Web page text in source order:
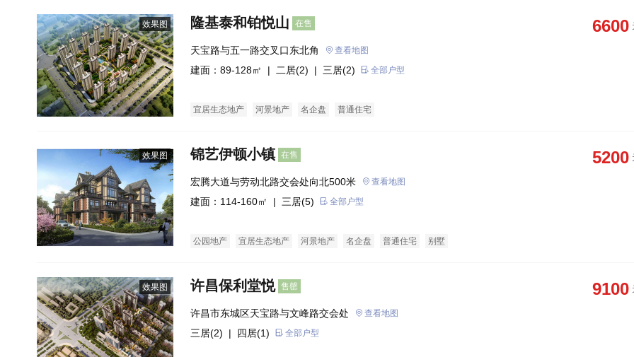
效果图 隆基泰和铂悦山 在售 6600
天宝路与五一路交叉口东北角 查看地图
建面：89-128㎡ | 二居(2) | 三居(2) 全部户型
宜居生态地产 河景地产 名企盘 普通住宅
效果图 锦艺伊顿小镇 在售 5200
宏腾大道与劳动北路交会处向北500米 查看地图
建面：114-160㎡ | 三居(5) 全部户型
公园地产 宜居生态地产 河景地产 名企盘 普通住宅 别墅
效果图 许昌保利堂悦 售罄 9100
许昌市东城区天宝路与文峰路交会处 查看地图
三居(2) | 四居(1) 全部户型